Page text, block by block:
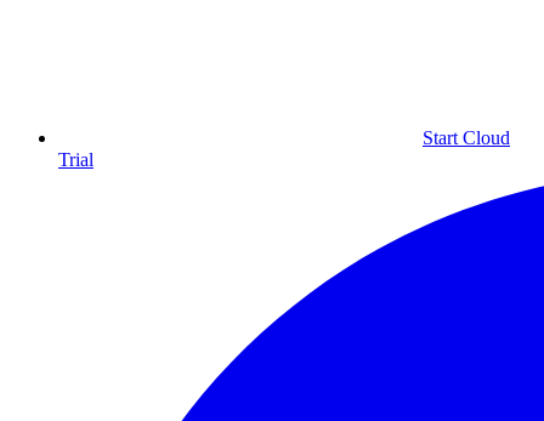
Start Cloud
Trial